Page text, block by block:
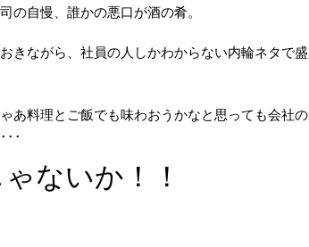
の自慢、誰かの悪口が酒の肴。
きながら、社員の人しかわからない内輪ネタで盛
あ料理とご飯でも味わおうかなと思っても会社の
･･
ないか！！